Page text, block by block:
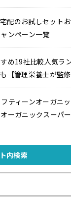
配のお試しセット
ンペーン一覧
め19社比較人気ラ
【管理栄養士が監修
ティーンオーガニ
ーガニックスーパー
内検索